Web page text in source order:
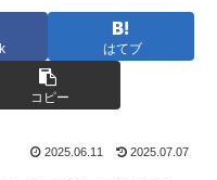
はてブ
コピー
2025.06.11 2025.07.07